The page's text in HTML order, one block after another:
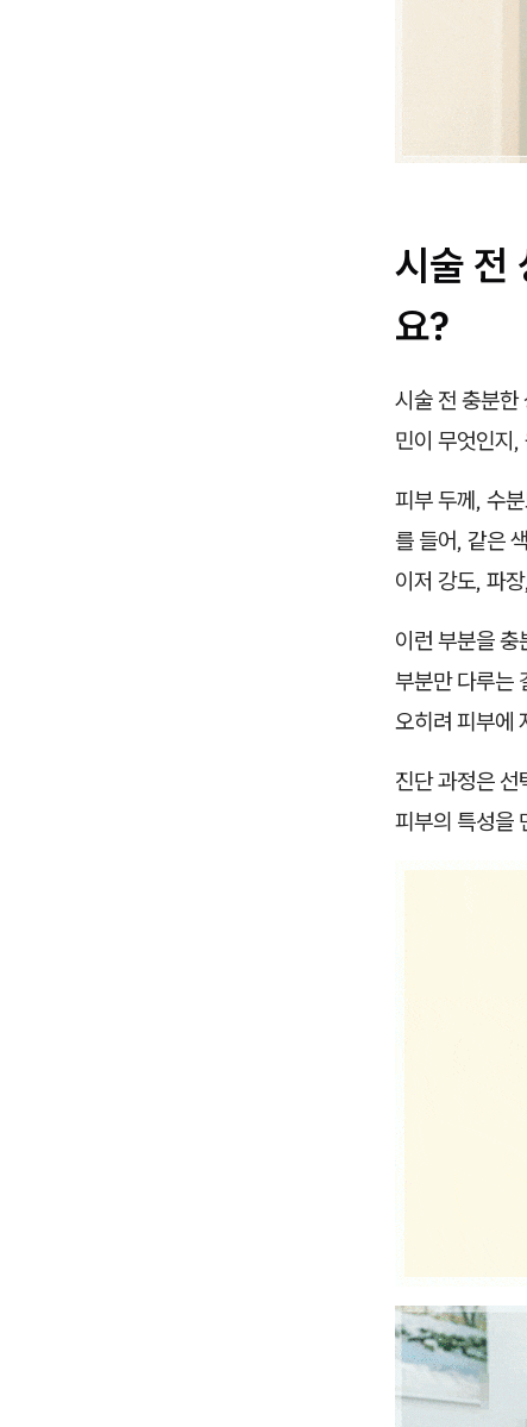
시술 전
요?
시술 전 충분한
민이 무엇인지
피부 두께, 수
를 들어, 같은
이저 강도, 파
이런 부분을
부분만 다루는
오히려 피부에
진단 과정은
피부의 특성을